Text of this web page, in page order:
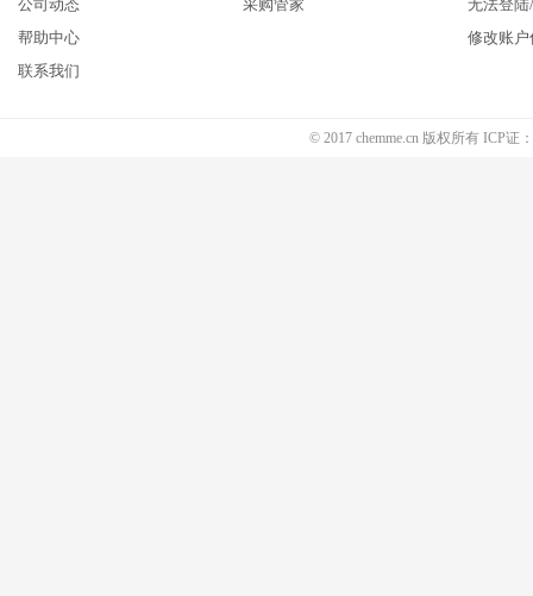
公司动态
帮助中心
联系我们
采购管家
无法登
修改账户
© 2017 chemme.cn 版权所有 ICP证：